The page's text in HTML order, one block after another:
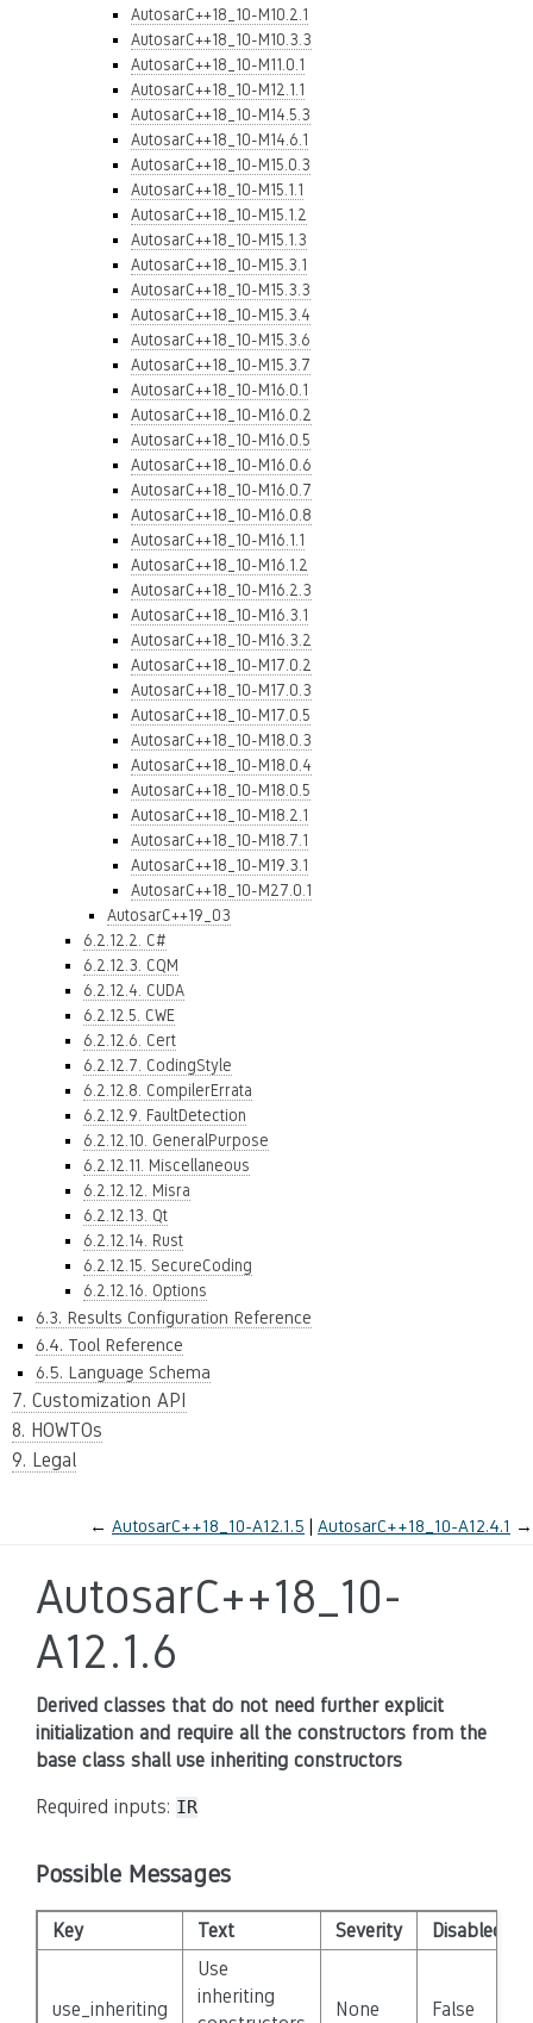
AutosarC++18_10-M10.2.1
AutosarC++18_10-M10.3.3
AutosarC++18_10-M11.0.1
AutosarC++18_10-M12.1.1
AutosarC++18_10-M14.5.3
AutosarC++18_10-M14.6.1
AutosarC++18_10-M15.0.3
AutosarC++18_10-M15.1.1
AutosarC++18_10-M15.1.2
AutosarC++18_10-M15.1.3
AutosarC++18_10-M15.3.1
AutosarC++18_10-M15.3.3
AutosarC++18_10-M15.3.4
AutosarC++18_10-M15.3.6
AutosarC++18_10-M15.3.7
AutosarC++18_10-M16.0.1
AutosarC++18_10-M16.0.2
AutosarC++18_10-M16.0.5
AutosarC++18_10-M16.0.6
AutosarC++18_10-M16.0.7
AutosarC++18_10-M16.0.8
AutosarC++18_10-M16.1.1
AutosarC++18_10-M16.1.2
AutosarC++18_10-M16.2.3
AutosarC++18_10-M16.3.1
AutosarC++18_10-M16.3.2
AutosarC++18_10-M17.0.2
AutosarC++18_10-M17.0.3
AutosarC++18_10-M17.0.5
AutosarC++18_10-M18.0.3
AutosarC++18_10-M18.0.4
AutosarC++18_10-M18.0.5
AutosarC++18_10-M18.2.1
AutosarC++18_10-M18.7.1
AutosarC++18_10-M19.3.1
AutosarC++18_10-M27.0.1
AutosarC++19_03
6.2.12.2. C#
6.2.12.3. CQM
6.2.12.4. CUDA
6.2.12.5. CWE
6.2.12.6. Cert
6.2.12.7. CodingStyle
6.2.12.8. CompilerErrata
6.2.12.9. FaultDetection
6.2.12.10. GeneralPurpose
6.2.12.11. Miscellaneous
6.2.12.12. Misra
6.2.12.13. Qt
6.2.12.14. Rust
6.2.12.15. SecureCoding
6.2.12.16. Options
6.3. Results Configuration Reference
6.4. Tool Reference
6.5. Language Schema
7. Customization API
8. HOWTOs
9. Legal
← AutosarC++18_10-A12.1.5 AutosarC++18_10-A12.4.1 →
AutosarC++18_10-
A12.1.6
Derived classes that do not need further explicit
initialization and require all the constructors from the
base class shall use inheriting constructors
Required inputs: IR
Possible Messages
Key Text Severity Disabled
use_inheriting
Use
inheriting
None False